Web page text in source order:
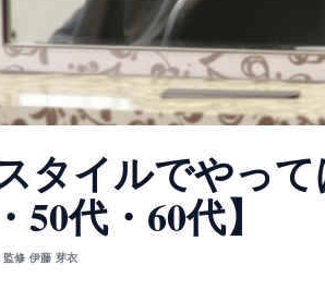
タイルでやっ
50代・60代】
修 伊藤 芽衣